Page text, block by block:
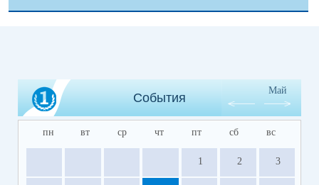
События
Май
пн вт ср чт пт сб вс
1 2 3